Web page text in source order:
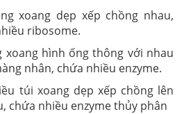
xoang dẹp xếp chồng nhau,
ribosome.
xoang hình ống thông với nhau
nhân, chứa nhiều enzyme.
túi xoang dẹp xếp chồng lên
chứa nhiều enzyme thủy phân